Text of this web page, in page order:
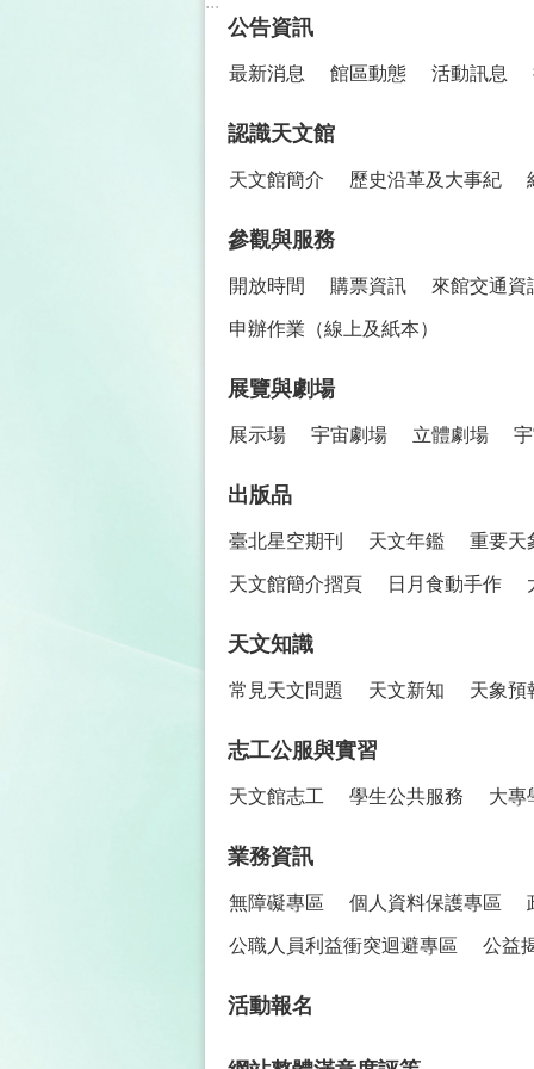
公告資訊
最新消息 館區動態 活動訊息
認識天文館
天文館簡介 歷史沿革及大事紀
參觀與服務
開放時間 購票資訊 來館交通資
申辦作業（線上及紙本）
展覽與劇場
展示場 宇宙劇場 立體劇場
出版品
臺北星空期刊 天文年鑑 重要天
天文館簡介摺頁 日月食動手作
天文知識
常見天文問題 天文新知 天象預
志工公服與實習
天文館志工 學生公共服務 大專
業務資訊
無障礙專區 個人資料保護專區
公職人員利益衝突迴避專區 公益
活動報名